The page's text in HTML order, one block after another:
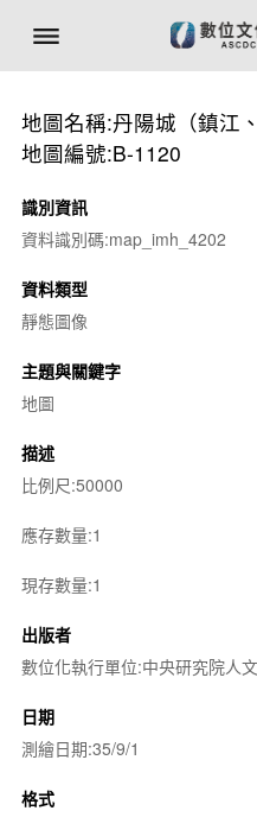
地圖名稱:丹陽城（鎮江
地圖編號:B-1120
識別資訊
資料識別碼:map_imh_4202
資料類型
靜態圖像
主題與關鍵字
地圖
描述
比例尺:50000
應存數量:1
現存數量:1
出版者
數位化執行單位:中央研究院人
日期
測繪日期:35/9/1
格式